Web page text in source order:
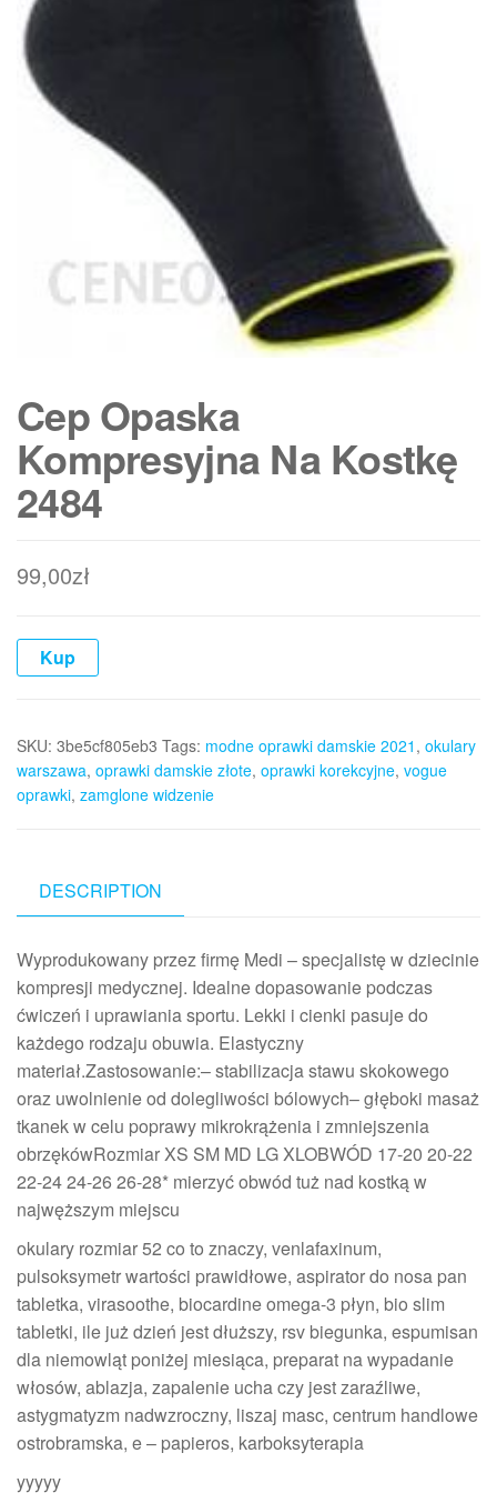
Cep Opaska
Kompresyjna Na Kostkę
2484
99,00zł
Kup
SKU: 3be5cf805eb3 Tags: modne oprawki damskie 2021 , okulary
warszawa, oprawki damskie złote, oprawki korekcyjne, vogue
oprawki, zamglone widzenie
DESCRIPTION
Wyprodukowany przez firmę Medi – specjalistę w dziecinie
kompresji medycznej. Idealne dopasowanie podczas
ćwiczeń i uprawiania sportu. Lekki i cienki pasuje do
każdego rodzaju obuwia. Elastyczny
materiał.Zastosowanie:– stabilizacja stawu skokowego
oraz uwolnienie od dolegliwości bólowych– głęboki masaż
tkanek w celu poprawy mikrokrążenia i zmniejszenia
obrzękówRozmiar XS SM MD LG XLOBWÓD 17-20 20-22
22-24 24-26 26-28* mierzyć obwód tuż nad kostką w
najwęższym miejscu
okulary rozmiar 52 co to znaczy, venlafaxinum,
pulsoksymetr wartości prawidłowe, aspirator do nosa pan
tabletka, virasoothe, biocardine omega-3 płyn, bio slim
tabletki, ile już dzień jest dłuższy, rsv biegunka, espumisan
dla niemowląt poniżej miesiąca, preparat na wypadanie
włosów, ablazja, zapalenie ucha czy jest zaraźliwe,
astygmatyzm nadwzroczny, liszaj masc, centrum handlowe
ostrobramska, e – papieros, karboksyterapia
yyyyy